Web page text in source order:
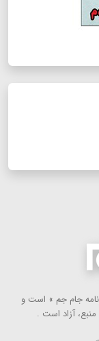
جام جم » است و
منبع، آزاد است .